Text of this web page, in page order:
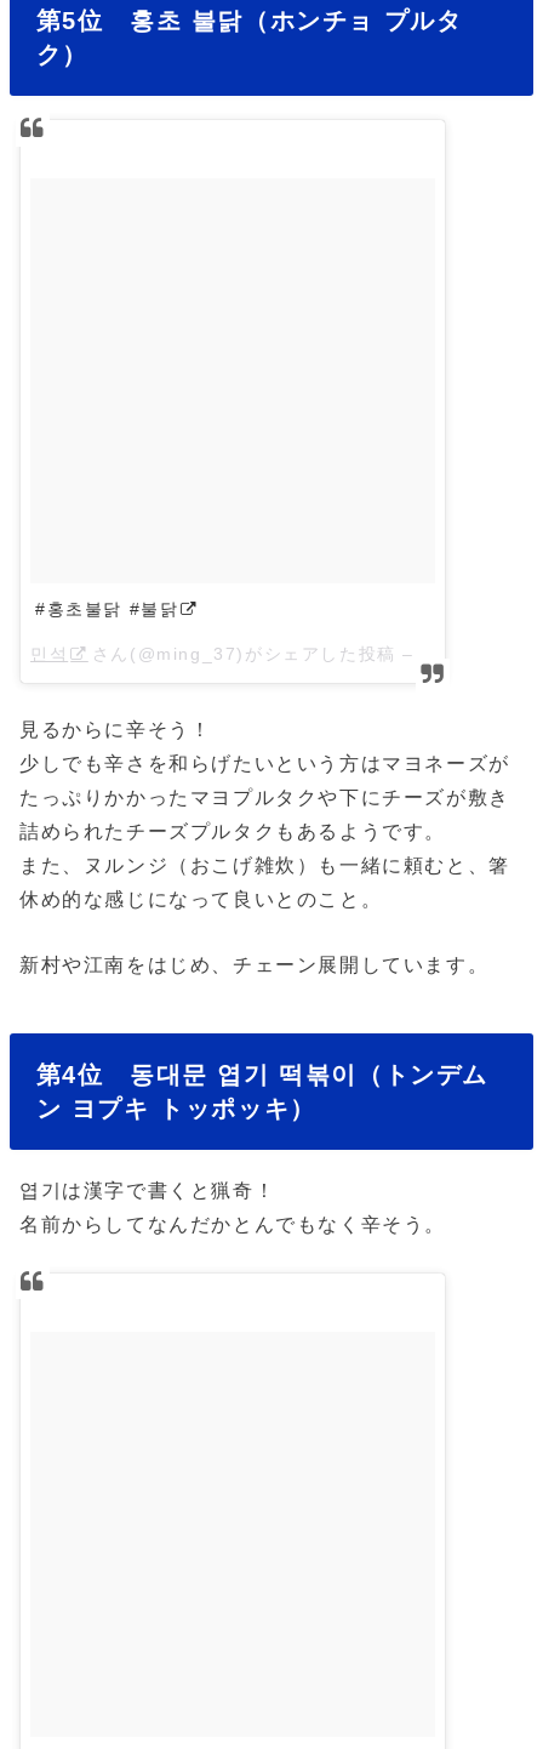
第5位 홍초 불닭（ホンチョ プルタ
ク）
#홍초불닭 #불닭
민석 さん(@ming_37)がシェアした投稿 –
見るからに辛そう！
少しでも辛さを和らげたいという方はマヨネーズが
たっぷりかかったマヨプルタクや下にチーズが敷き
詰められたチーズプルタクもあるようです。
また、ヌルンジ（おこげ雑炊）も一緒に頼むと、箸
休め的な感じになって良いとのこと。
新村や江南をはじめ、チェーン展開しています。
第4位 동대문 엽기 떡볶이（トンデム
ン ヨプキ トッポッキ）
엽기は漢字で書くと猟奇！
名前からしてなんだかとんでもなく辛そう。